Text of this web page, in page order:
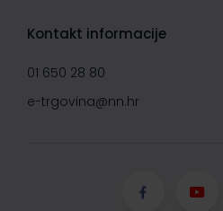
Kontakt informacije
01 650 28 80
e-trgovina@nn.hr